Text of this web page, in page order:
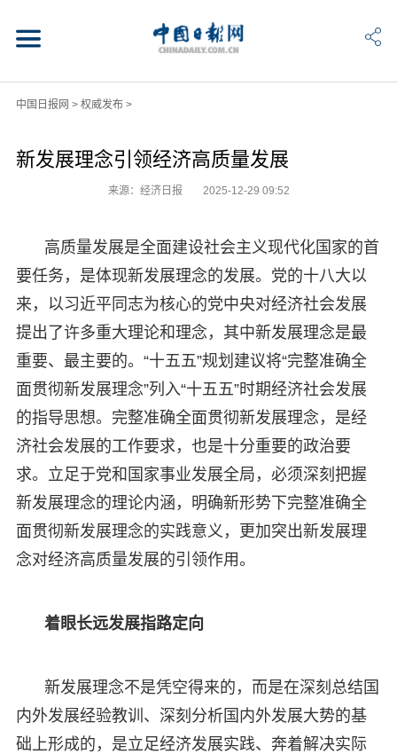
中国日报网 > 权威发布>
新发展理念引领经济高质量发展
来源：经济日报 2025-12-29 09:52
高质量发展是全面建设社会主义现代化国家的首
要任务，是体现新发展理念的发展。党的十八大以
来，以习近平同志为核心的党中央对经济社会发展
提出了许多重大理论和理念，其中新发展理念是最
重要、最主要的。“十五五”规划建议将“完整准确全
面贯彻新发展理念”列入“十五五”时期经济社会发展
的指导思想。完整准确全面贯彻新发展理念，是经
济社会发展的工作要求，也是十分重要的政治要
求。立足于党和国家事业发展全局，必须深刻把握
新发展理念的理论内涵，明确新形势下完整准确全
面贯彻新发展理念的实践意义，更加突出新发展理
念对经济高质量发展的引领作用。
着眼长远发展指路定向
新发展理念不是凭空得来的，而是在深刻总结国
内外发展经验教训、深刻分析国内外发展大势的基
础上形成的，是立足经济发展实践、奔着解决实际